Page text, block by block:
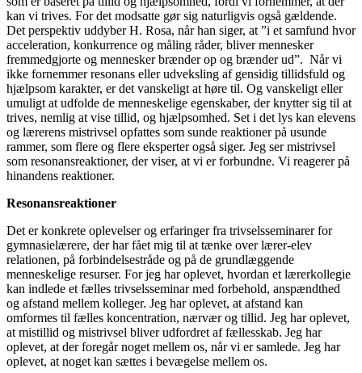
kan vi trives. For det modsatte gør sig naturligvis også gældende.
Det perspektiv uddyber H. Rosa, når han siger, at ”i et samfund hvor
acceleration, konkurrence og måling råder, bliver mennesker
fremmedgjorte og mennesker brænder op og brænder ud”. Når vi
ikke fornemmer resonans eller udveksling af gensidig tillidsfuld og
hjælpsom karakter, er det vanskeligt at høre til. Og vanskeligt eller
umuligt at udfolde de menneskelige egenskaber, der knytter sig til at
trives, nemlig at vise tillid, og hjælpsomhed. Set i det lys kan elevens
og lærerens mistrivsel opfattes som sunde reaktioner på usunde
rammer, som flere og flere eksperter også siger. Jeg ser mistrivsel
som resonansreaktioner, der viser, at vi er forbundne. Vi reagerer på
hinandens reaktioner.
Resonansreaktioner
Det er konkrete oplevelser og erfaringer fra trivselsseminarer for
gymnasielærere, der har fået mig til at tænke over lærer-elev
relationen, på forbindelsestråde og på de grundlæggende
menneskelige resurser. For jeg har oplevet, hvordan et lærerkollegie
kan indlede et fælles trivselsseminar med forbehold, anspændthed
og afstand mellem kolleger. Jeg har oplevet, at afstand kan
omformes til fælles koncentration, nærvær og tillid. Jeg har oplevet,
at mistillid og mistrivsel bliver udfordret af fællesskab. Jeg har
oplevet, at der foregår noget mellem os, når vi er samlede. Jeg har
oplevet, at noget kan sættes i bevægelse mellem os.